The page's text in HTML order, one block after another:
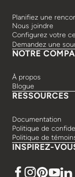
Planifiez une
Nous joindre
Configurez votre
Demandez une
NOTRE
À propos
Blogue
RESSOURCES
Documentation
Politique de
Politique de
INSPIREZ-